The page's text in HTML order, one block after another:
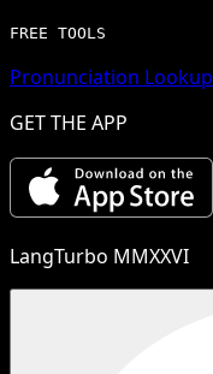
FREE TOOLS
Pronunciation Lookup
GET THE APP
LangTurbo MMXXVI